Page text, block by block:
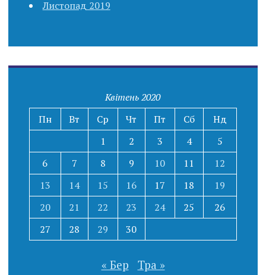
Листопад 2019
Квітень 2020
Пн
Вт Ср Чт Пт Сб
Нд
1
2 3 4
5
6
7 8 9 10 11
12
13
14 15 16 17 18
19
20
21 22 23 24 25
26
27
28 29 30
« Бер Тра »